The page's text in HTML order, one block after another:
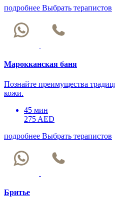
подробнее Выбрать терапистов
Марокканская баня
Познайте преимущества
кожи.
45 мин
275 AED
подробнее Выбрать терапистов
Бритье